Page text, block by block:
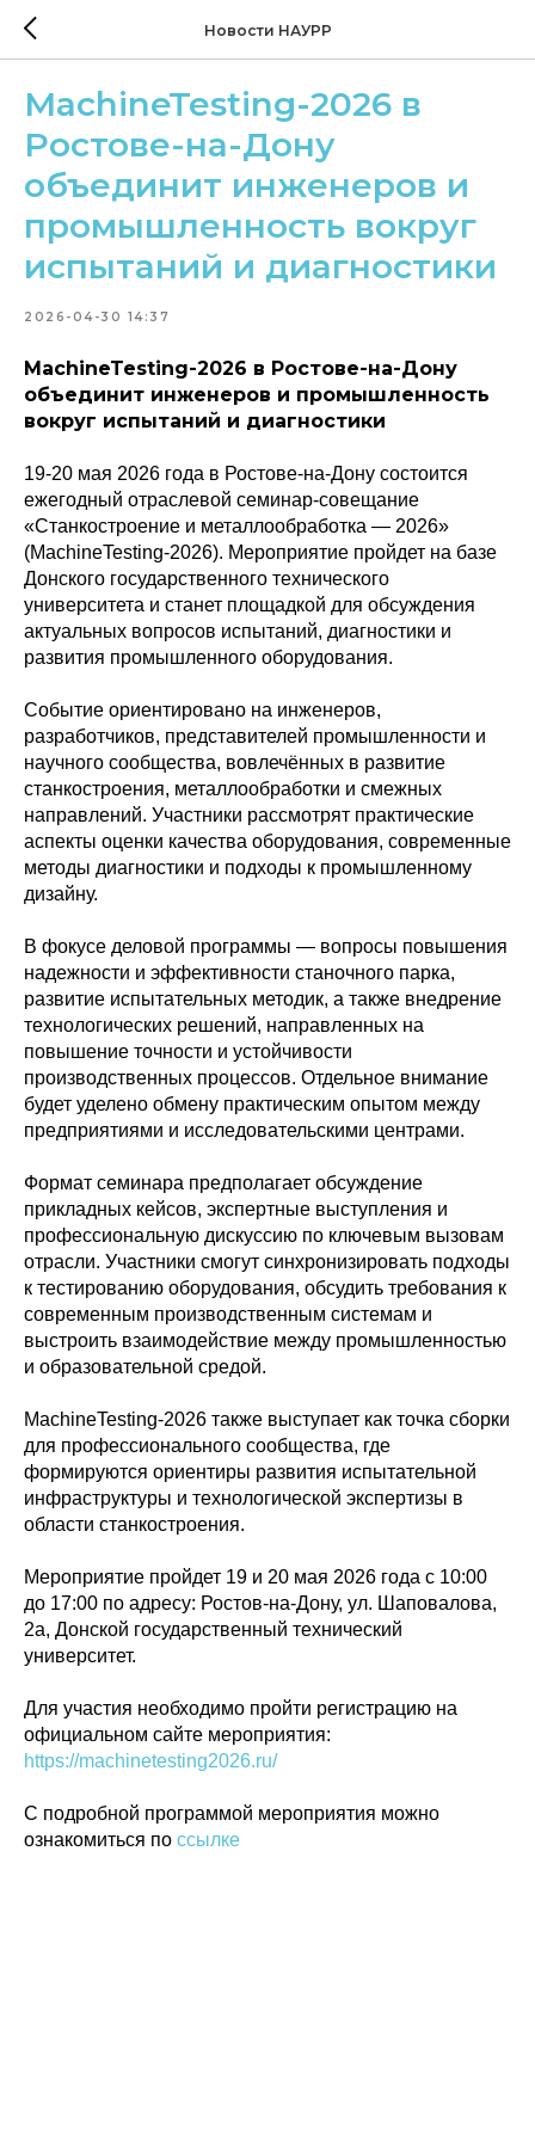
Новости НАУРР
MachineTesting-2026 в
Ростове-на-Дону
объединит инженеров и
промышленность вокруг
испытаний и диагностики
2026-04-30 14:37
MachineTesting-2026 в Ростове-на-Дону
объединит инженеров и промышленность
вокруг испытаний и диагностики
19-20 мая 2026 года в Ростове-на-Дону состоится
ежегодный отраслевой семинар-совещание
«Станкостроение и металлообработка — 2026»
(MachineTesting-2026). Мероприятие пройдет на базе
Донского государственного технического
университета и станет площадкой для обсуждения
актуальных вопросов испытаний, диагностики и
развития промышленного оборудования.
Событие ориентировано на инженеров,
разработчиков, представителей промышленности и
научного сообщества, вовлечённых в развитие
станкостроения, металлообработки и смежных
направлений. Участники рассмотрят практические
аспекты оценки качества оборудования, современные
методы диагностики и подходы к промышленному
дизайну.
В фокусе деловой программы — вопросы повышения
надежности и эффективности станочного парка,
развитие испытательных методик, а также внедрение
технологических решений, направленных на
повышение точности и устойчивости
производственных процессов. Отдельное внимание
будет уделено обмену практическим опытом между
предприятиями и исследовательскими центрами.
Формат семинара предполагает обсуждение
прикладных кейсов, экспертные выступления и
профессиональную дискуссию по ключевым вызовам
отрасли. Участники смогут синхронизировать подходы
к тестированию оборудования, обсудить требования к
современным производственным системам и
выстроить взаимодействие между промышленностью
и образовательной средой.
MachineTesting-2026 также выступает как точка сборки
для профессионального сообщества, где
формируются ориентиры развития испытательной
инфраструктуры и технологической экспертизы в
области станкостроения.
Мероприятие пройдет 19 и 20 мая 2026 года с 10:00
до 17:00 по адресу: Ростов-на-Дону, ул. Шаповалова,
2а, Донской государственный технический
университет.
Для участия необходимо пройти регистрацию на
официальном сайте мероприятия:
https://machinetesting2026.ru/
С подробной программой мероприятия можно
ознакомиться по ссылке
© 2015-2026 НАУРР. Все права защищены. При использовании материалов
ссылка на ROBOTUNION.RU — обязательна
Политика конфиденциальности